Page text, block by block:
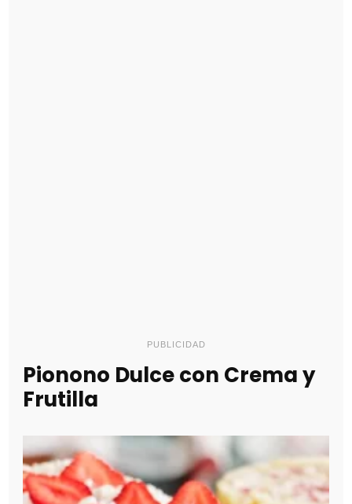
PUBLICIDAD
Pionono Dulce con Crema y
Frutilla